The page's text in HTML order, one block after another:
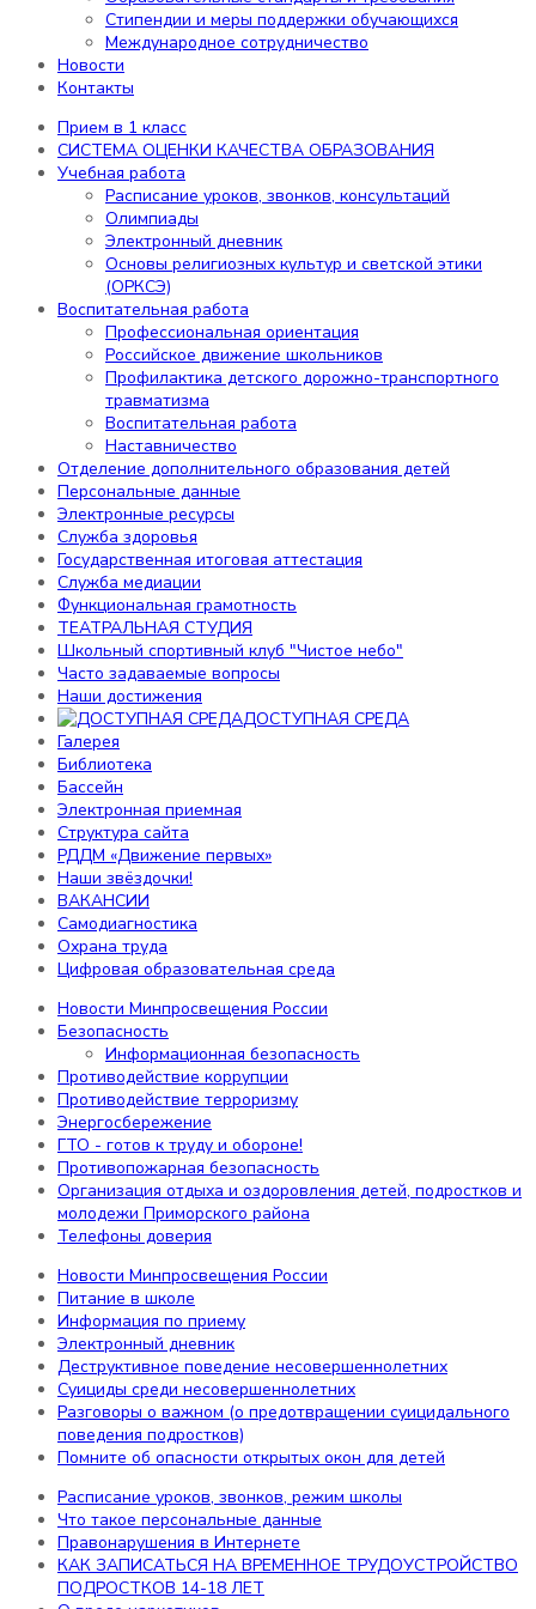
обучающихся
Организация питания в образовательной
организации
Образовательные стандарты и
требования
Стипендии и меры поддержки
обучающихся
Международное сотрудничество
Новости
Контакты
Содержание
Прием в 1 класс
СИСТЕМА ОЦЕНКИ КАЧЕСТВА ОБРАЗОВАНИЯ
Учебная работа
Расписание уроков, звонков,
консультаций
Олимпиады
Электронный дневник
Основы религиозных культур и
светской этики (ОРКСЭ)
Воспитательная работа
Профессиональная ориентация
Российское движение школьников
Профилактика детского дорожно-
транспортного травматизма
Воспитательная работа
Наставничество
Отделение дополнительного образования детей
Персональные данные
Электронные ресурсы
Служба здоровья
Государственная итоговая аттестация
Служба медиации
Функциональная грамотность
ТЕАТРАЛЬНАЯ СТУДИЯ
Школьный спортивный клуб "Чистое небо"
Часто задаваемые вопросы
Наши достижения
ДОСТУПНАЯ СРЕДА
Библиотека
Бассейн
Электронная приемная
Структура сайта
РДДМ «Движение первых»
Наши звёздочки!
ВАКАНСИИ
Самодиагностика
Охрана труда
Цифровая образовательная среда
Информация
Новости Минпросвещения России
Безопасность
Информационная безопасность
Противодействие коррупции
Противодействие терроризму
ГТО - готов к труду и обороне!
Противопожарная безопасность
Организация отдыха и оздоровления детей, подростков
и молодежи Приморского района
Телефоны доверия
Стипендии и меры поддержки обучающихся
Международное сотрудничество
Новости
Контакты
Прием в 1 класс
СИСТЕМА ОЦЕНКИ КАЧЕСТВА ОБРАЗОВАНИЯ
Учебная работа
Расписание уроков, звонков, консультаций
Олимпиады
Электронный дневник
Основы религиозных культур и светской этики
(ОРКСЭ)
Воспитательная работа
Профессиональная ориентация
Российское движение школьников
Профилактика детского дорожно-транспортного
травматизма
Воспитательная работа
Наставничество
Отделение дополнительного образования детей
Персональные данные
Электронные ресурсы
Служба здоровья
Государственная итоговая аттестация
Служба медиации
Функциональная грамотность
ТЕАТРАЛЬНАЯ СТУДИЯ
Школьный спортивный клуб "Чистое небо"
Часто задаваемые вопросы
Наши достижения
ДОСТУПНАЯ СРЕДА
Галерея
Библиотека
Бассейн
Электронная приемная
Структура сайта
РДДМ «Движение первых»
Наши звёздочки!
ВАКАНСИИ
Самодиагностика
Охрана труда
Цифровая образовательная среда
Новости Минпросвещения России
Безопасность
Информационная безопасность
Противодействие коррупции
Противодействие терроризму
Энергосбережение
ГТО - готов к труду и обороне!
Противопожарная безопасность
Организация отдыха и оздоровления детей, подростков и
молодежи Приморского района
Телефоны доверия
Новости Минпросвещения России
Питание в школе
Информация по приему
Электронный дневник
Деструктивное поведение несовершеннолетних
Суициды среди несовершеннолетних
Разговоры о важном (о предотвращении суицидального
поведения подростков)
Помните об опасности открытых окон для детей
Расписание уроков, звонков, режим школы
Что такое персональные данные
Правонарушения в Интернете
КАК ЗАПИСАТЬСЯ НА ВРЕМЕННОЕ ТРУДОУСТРОЙСТВО
ПОДРОСТКОВ 14-18 ЛЕТ